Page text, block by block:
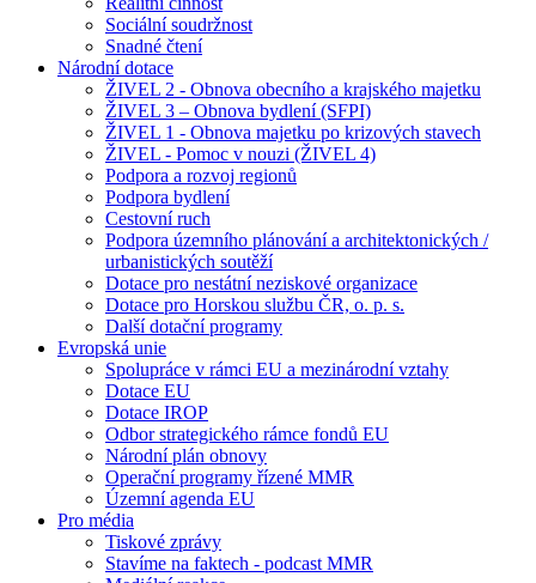
Sociální soudržnost
Snadné čtení
Národní dotace
ŽIVEL 2 - Obnova obecního a krajského majetku
ŽIVEL 3 – Obnova bydlení (SFPI)
ŽIVEL 1 - Obnova majetku po krizových stavech
ŽIVEL - Pomoc v nouzi (ŽIVEL 4)
Podpora a rozvoj regionů
Podpora bydlení
Cestovní ruch
Podpora územního plánování a architektonických /
urbanistických soutěží
Dotace pro nestátní neziskové organizace
Dotace pro Horskou službu ČR, o. p. s.
Další dotační programy
Evropská unie
Spolupráce v rámci EU a mezinárodní vztahy
Dotace EU
Dotace IROP
Odbor strategického rámce fondů EU
Národní plán obnovy
Operační programy řízené MMR
Územní agenda EU
Pro média
Tiskové zprávy
Stavíme na faktech - podcast MMR